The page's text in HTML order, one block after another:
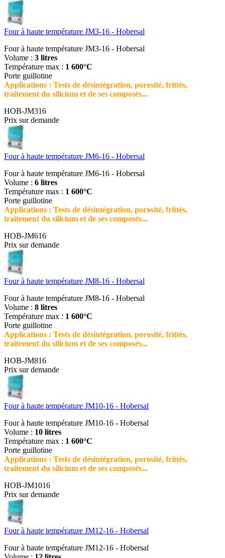
Four à haute température JM3-16 - Hobersal
Four à haute température JM3-16 - Hobersal
Volume : 3 litres
Température max : 1 600°C
Porte guillotine
Applications : Tests de désintégration, porosité, frittés,
traitement du silicium et de ses composés...
HOB-JM316
Prix sur demande
Four à haute température JM6-16 - Hobersal
Four à haute température JM6-16 - Hobersal
Volume : 6 litres
Température max : 1 600°C
Porte guillotine
Applications : Tests de désintégration, porosité, frittés,
traitement du silicium et de ses composés...
HOB-JM616
Prix sur demande
Four à haute température JM8-16 - Hobersal
Four à haute température JM8-16 - Hobersal
Volume : 8 litres
Température max : 1 600°C
Porte guillotine
Applications : Tests de désintégration, porosité, frittés,
traitement du silicium et de ses composés...
HOB-JM816
Prix sur demande
Four à haute température JM10-16 - Hobersal
Four à haute température JM10-16 - Hobersal
Volume : 10 litres
Température max : 1 600°C
Porte guillotine
Applications : Tests de désintégration, porosité, frittés,
traitement du silicium et de ses composés...
HOB-JM1016
Prix sur demande
Four à haute température JM12-16 - Hobersal
Four à haute température JM12-16 - Hobersal